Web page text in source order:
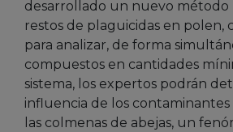
desarrollado un nuevo método
restos de plaguicidas en polen,
para analizar, de forma
compuestos en cantidades
sistema, los expertos podrán
influencia de los
las colmenas de abejas, un